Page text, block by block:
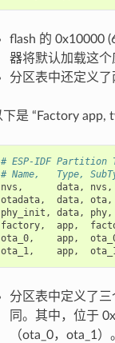
flash 的 0x10000
器将默认加载这个
分区表中还定义了
下是 “Factory app,
# ESP-IDF Partition
# Name,   Type,
nvs , data, nvs ,
otadata, data, ota,
phy_init , data, phy,
factory, app,
ota_0, app,
ota_1, app,
分区表中定义了
同。其中，位于
（ota_0，ota_1）